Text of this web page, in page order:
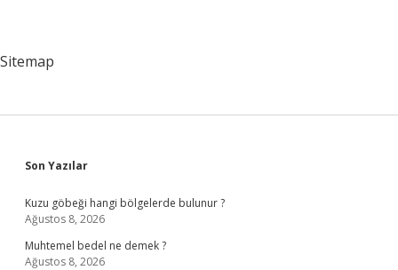
Sitemap
Sidebar
Son Yazılar
Kuzu göbeği hangi bölgelerde bulunur ?
Ağustos 8, 2026
Muhtemel bedel ne demek ?
Ağustos 8, 2026